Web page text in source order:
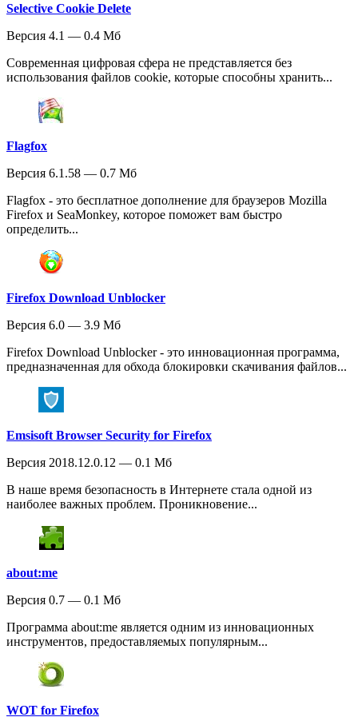
Selective Cookie Delete
Версия 4.1 — 0.4 Мб
Современная цифровая сфера не представляется без
использования файлов cookie, которые способны хранить...
Flagfox
Версия 6.1.58 — 0.7 Мб
Flagfox - это бесплатное дополнение для браузеров Mozilla
Firefox и SeaMonkey, которое поможет вам быстро
определить...
Firefox Download Unblocker
Версия 6.0 — 3.9 Мб
Firefox Download Unblocker - это инновационная программа,
предназначенная для обхода блокировки скачивания файлов...
Emsisoft Browser Security for Firefox
Версия 2018.12.0.12 — 0.1 Мб
В наше время безопасность в Интернете стала одной из
наиболее важных проблем. Проникновение...
about:me
Версия 0.7 — 0.1 Мб
Программа about:me является одним из инновационных
инструментов, предоставляемых популярным...
WOT for Firefox